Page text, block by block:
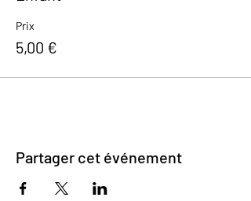
Prix
5,00 €
Partager cet événement